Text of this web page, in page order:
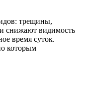
трещины,
снижают видимость
время суток.
которым